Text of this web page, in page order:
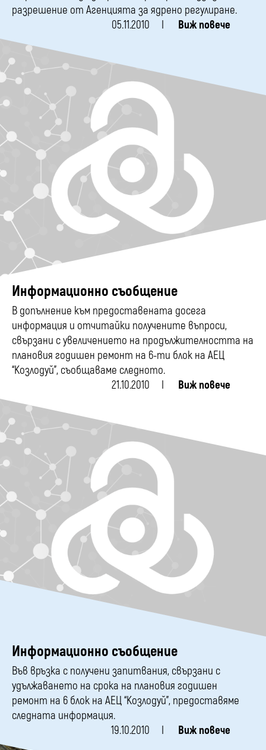
разрешение от Агенцията за ядрено регулиране.
05.11.2010
Виж повече
Информационно съобщение
В допълнение към предоставената досега
информация и отчитайки получените въпроси,
свързани с увеличението на продължителността на
плановия годишен ремонт на 6-ти блок на АЕЦ
“Козлодуй”, съобщаваме следното.
21.10.2010
Виж повече
Информационно съобщение
Във връзка с получени запитвания, свързани с
удължаването на срока на плановия годишен
ремонт на 6 блок на АЕЦ “Козлодуй”, предоставяме
следната информация.
19.10.2010
Виж повече